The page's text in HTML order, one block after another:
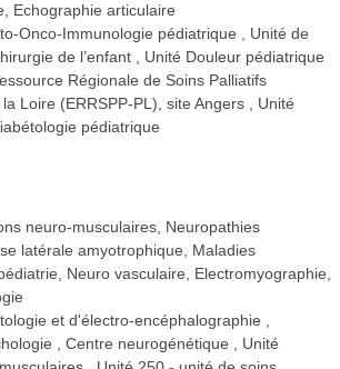
Echographie articulaire
Onco-Immunologie pédiatrique
Unité de
de l’enfant
Unité Douleur pédiatrique
Régionale de Soins Palliatifs
Loire (ERRSPP-PL), site Angers
Unité
pédiatrique
neuro-musculaires, Neuropathies
latérale amyotrophique, Maladies
Neuro vasculaire, Electromyographie,
et d'électro-encéphalographie
Centre neurogénétique
Unité